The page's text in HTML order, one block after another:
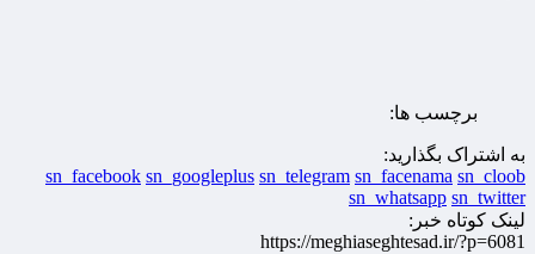
برچسب ها:
به اشتراک بگذارید:
sn_facebook sn_googleplus sn_telegram sn_facenama sn_cloob
sn_whatsapp sn_twitter
لینک کوتاه خبر:
https://meghiaseghtesad.ir/?p=6081